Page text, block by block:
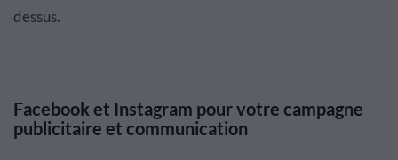
dessus.
Facebook et Instagram pour votre campagne
publicitaire et communication